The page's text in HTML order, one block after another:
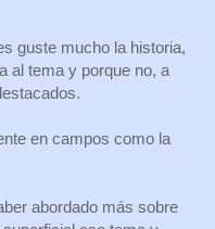
guste mucho la historia,
al tema y porque no, a
en campos como la
abordado más sobre